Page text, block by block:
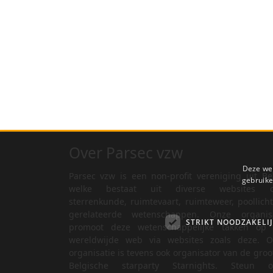
Parsec vzw is een non-profit vereniging uit
welke bestaat uit diverse websites
gerelateerde wetenschappen. Onze
promoot deze wetenschappelijke takken op
Deze
STRIKT